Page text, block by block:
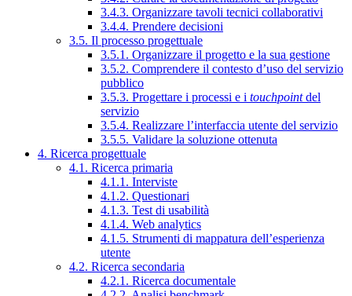
3.4.3. Organizzare tavoli tecnici collaborativi
3.4.4. Prendere decisioni
3.5. Il processo progettuale
3.5.1. Organizzare il progetto e la sua gestione
3.5.2. Comprendere il contesto d’uso del servizio
pubblico
3.5.3. Progettare i processi e i touchpointdel
servizio
3.5.4. Realizzare l’interfaccia utente del servizio
3.5.5. Validare la soluzione ottenuta
4. Ricerca progettuale
4.1. Ricerca primaria
4.1.1. Interviste
4.1.2. Questionari
4.1.3. Test di usabilità
4.1.4. Web analytics
4.1.5. Strumenti di mappatura dell’esperienza
utente
4.2. Ricerca secondaria
4.2.1. Ricerca documentale